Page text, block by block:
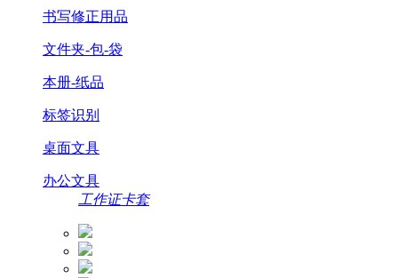
书写修正用品
文件夹-包-袋
本册-纸品
标签识别
桌面文具
办公文具
工作证卡套